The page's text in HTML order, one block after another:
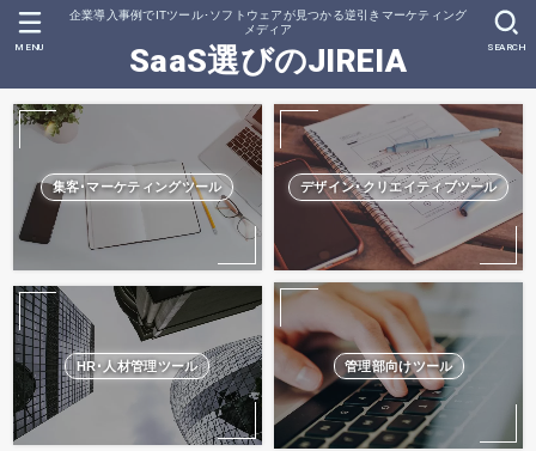
企業導入事例でITツール･ソフトウェアが見つかる逆引きマーケティング
メディア
SaaS選びのJIREIA SEARCH
MENU
集客･マーケティングツール デザイン･クリエイティブツール
HR･人材管理ツール 管理部向けツール